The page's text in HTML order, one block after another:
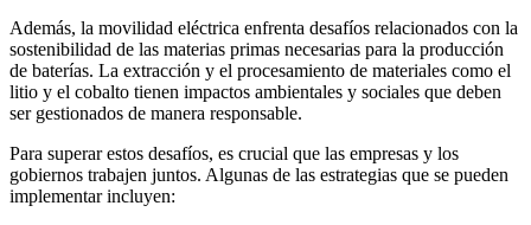
Además, la movilidad eléctrica enfrenta desafíos relacionados con la
sostenibilidad de las materias primas necesarias para la producción
de baterías. La extracción y el procesamiento de materiales como el
litio y el cobalto tienen impactos ambientales y sociales que deben
ser gestionados de manera responsable.
Para superar estos desafíos, es crucial que las empresas y los
gobiernos trabajen juntos. Algunas de las estrategias que se pueden
implementar incluyen: